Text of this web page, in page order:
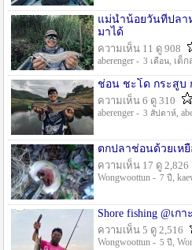
แม่น้ำน้อยวันที่ปลา
มาได้
ความเห็น 11 ดู 908
aberenger - 3 เดือน, เด็
ช่อน ชะโด กระสูบ
ความเห็น 6 ดู 310
aberenger - 3 สัปดาห์,
ตกปลาช่อนด้วยเห
ความเห็น 17 ดู 2,826
Wongwoottun - 7 ปี ,
Shore fishing @เก
ความเห็น 5 ดู 2,516
Wongwoottun - 5 ปี ,